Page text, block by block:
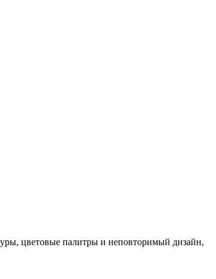
цветовые палитры и неповторимый дизайн,